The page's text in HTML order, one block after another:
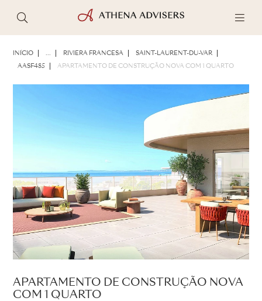
INÍCIO ... RIVIERA FRANCESA SAINT-LAURENT-DU-VAR
AASF485 APARTAMENTO DE CONSTRUÇÃO NOVA COM 1 QUARTO
APARTAMENTO DE CONSTRUÇÃO NOVA
COM 1 QUARTO